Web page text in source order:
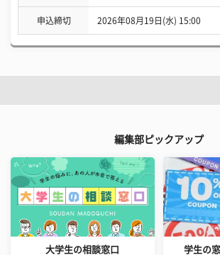
申込締切 2026年08月19日(水) 15:00
編集部ピックアップ
大学生の相談窓口 学生の